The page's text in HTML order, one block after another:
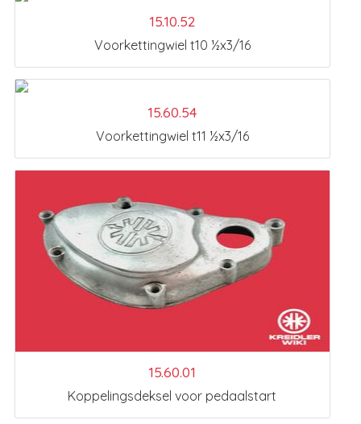
15.10.52
Voorkettingwiel t10 ½x3/16
15.60.54
Voorkettingwiel t11 ½x3/16
15.60.01
Koppelingsdeksel voor pedaalstart